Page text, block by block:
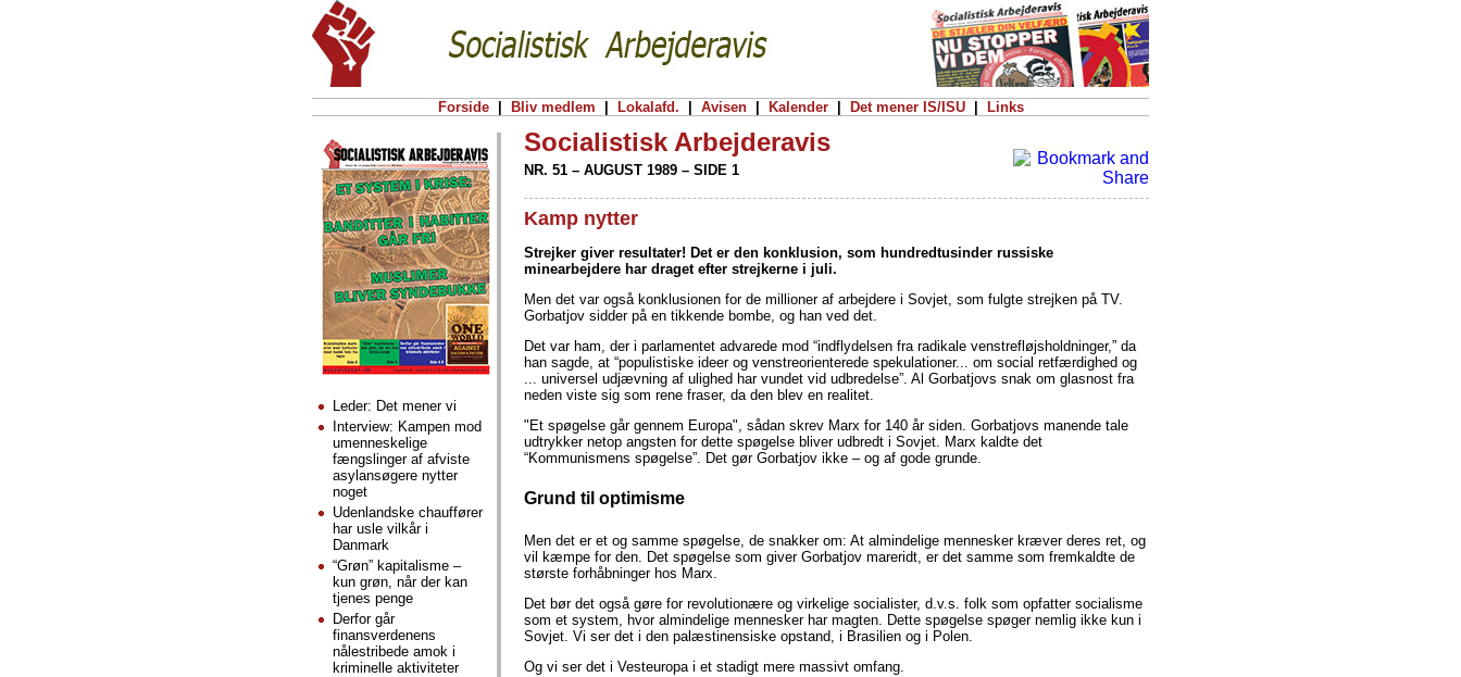
Forside Bliv medlem Lokalafd. Avisen Kalender Det mener IS/ISU Links
Socialistisk Arbejderavis
NR. 51 – AUGUST 1989 – SIDE 1
Kamp nytter
Strejker giver resultater! Det er den konklusion, som hundredtusinder russiske
minearbejdere har draget efter strejkerne i juli.
Men det var også konklusionen for de millioner af arbejdere i Sovjet, som fulgte strejken på TV.
Gorbatjov sidder på en tikkende bombe, og han ved det.
Det var ham, der i parlamentet advarede mod “indflydelsen fra radikale venstrefløjsholdninger,” da
han sagde, at “populistiske ideer og venstreorienterede spekulationer... om social retfærdighed og
... universel udjævning af ulighed har vundet vid udbredelse”. Al Gorbatjovs snak om glasnost fra
neden viste sig som rene fraser, da den blev en realitet.
"Et spøgelse går gennem Europa", sådan skrev Marx for 140 år siden. Gorbatjovs manende tale
udtrykker netop angsten for dette spøgelse bliver udbredt i Sovjet. Marx kaldte det
“Kommunismens spøgelse”. Det gør Gorbatjov ikke – og af gode grunde.
Grund til optimisme
Men det er et og samme spøgelse, de snakker om: At almindelige mennesker kræver deres ret, og
vil kæmpe for den. Det spøgelse som giver Gorbatjov mareridt, er det samme som fremkaldte de
største forhåbninger hos Marx.
Det bør det også gøre for revolutionære og virkelige socialister, d.v.s. folk som opfatter socialisme
som et system, hvor almindelige mennesker har magten. Dette spøgelse spøger nemlig ikke kun i
Sovjet. Vi ser det i den palæstinensiske opstand, i Brasilien og i Polen.
Og vi ser det i Vesteuropa i et stadigt mere massivt omfang.
Leder: Det mener vi
Interview: Kampen mod
umenneskelige
fængslinger af afviste
asylansøgere nytter
noget
Udenlandske chauffører
har usle vilkår i
Danmark
“Grøn” kapitalisme –
kun grøn, når der kan
tjenes penge
Derfor går
finansverdenens
nålestribede amok i
kriminelle aktiviteter